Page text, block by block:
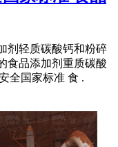
剂轻质碳酸钙和粉碎
食品添加剂重质碳酸
全国家标准 食 .